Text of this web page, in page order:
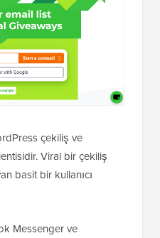
çekiliş ve
Viral bir çekiliş
basit bir kullanıcı
Messenger ve